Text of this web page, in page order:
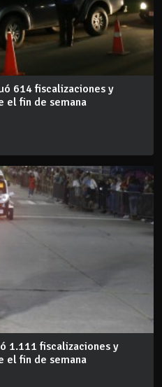
614 fiscalizaciones y
el fin de semana
1.111 fiscalizaciones y
el fin de semana